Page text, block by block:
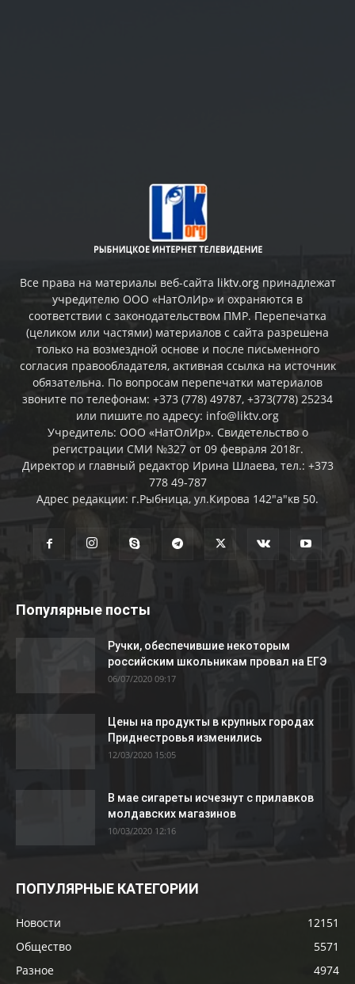
Все права на материалы веб-сайта liktv.orgпринадлежат
учредителю ООО «НатОлИр» и охраняются в
соответствии с законодательством ПМР. Перепечатка
(целиком или частями) материалов c сайта разрешена
только на возмездной основе и после письменного
согласия правообладателя, активная ссылка на источник
обязательна. По вопросам перепечатки материалов
звоните по телефонам: +373 (778) 49787, +373(778) 25234
или пишите по адресу: info@liktv.org
Учредитель: ООО «НатОлИр». Свидетельство о
регистрации СМИ №327 от 09 февраля 2018г.
Директор и главный редактор Ирина Шлаева, тел.: +373
778 49-787
Адрес редакции: г.Рыбница, ул.Кирова 142"а"кв 50.
Популярные посты
Ручки, обеспечившие некоторым
российским школьникам провал на ЕГЭ
06/07/2020 09:17
Цены на продукты в крупных городах
Приднестровья изменились
12/03/2020 15:05
В мае сигареты исчезнут с прилавков
молдавских магазинов
10/03/2020 12:16
ПОПУЛЯРНЫЕ КАТЕГОРИИ
Новости
12151
Общество
5571
Разное
4974